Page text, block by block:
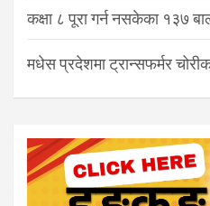
कक्षा ८ पूरा गर्न नसकेका १३७
मधेस प्रदेशमा ट्रान्सफर्मर